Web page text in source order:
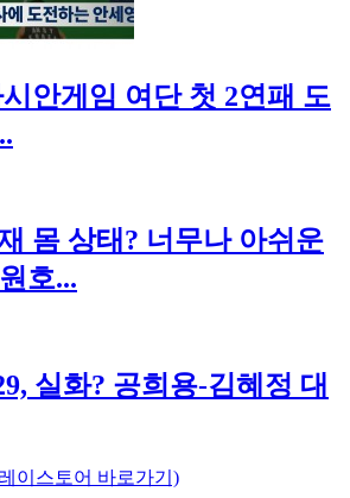
안게임 여단 첫 2연패 도
몸 상태? 너무나 아쉬운
호...
실화? 공희용-김혜정 대